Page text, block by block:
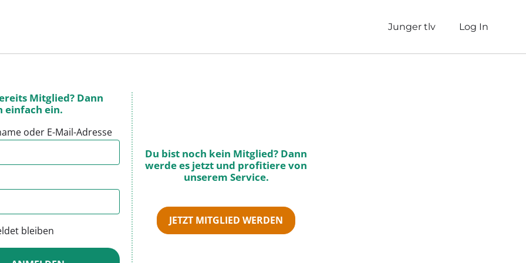
Junger tlv Log In
Mitglied? Dann
einfach ein.
oder E-Mail-Adresse
bleiben
Du bist noch kein Mitglied? Dann
werde es jetzt und profitiere von
unserem Service.
JETZT MITGLIED WERDEN